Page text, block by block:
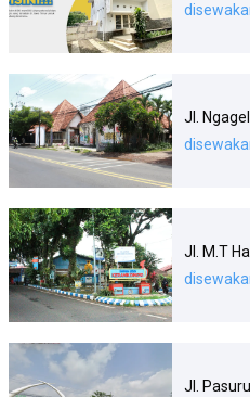
Jl.
Jl. M.T
Jl.